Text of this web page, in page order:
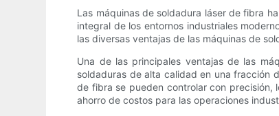
Las máquinas de soldadura láser de fibra
integral de los entornos industriales
las diversas ventajas de las máquinas de
Una de las principales ventajas de las
soldaduras de alta calidad en una fracción
de fibra se pueden controlar con precisión,
ahorro de costos para las operaciones